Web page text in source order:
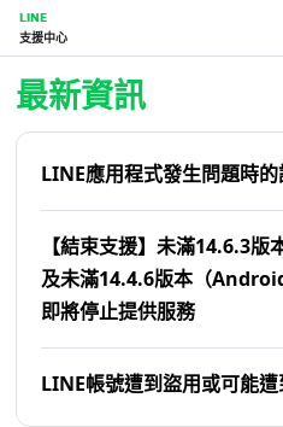
LINE
支援中心
首頁 | LINE支援中心
最新資訊
LINE應用程式發生問題時
【結束支援】未滿14.6.3版
及未滿14.4.6版本（
即將停止提供服務
LINE帳號遭到盜用或可能遭